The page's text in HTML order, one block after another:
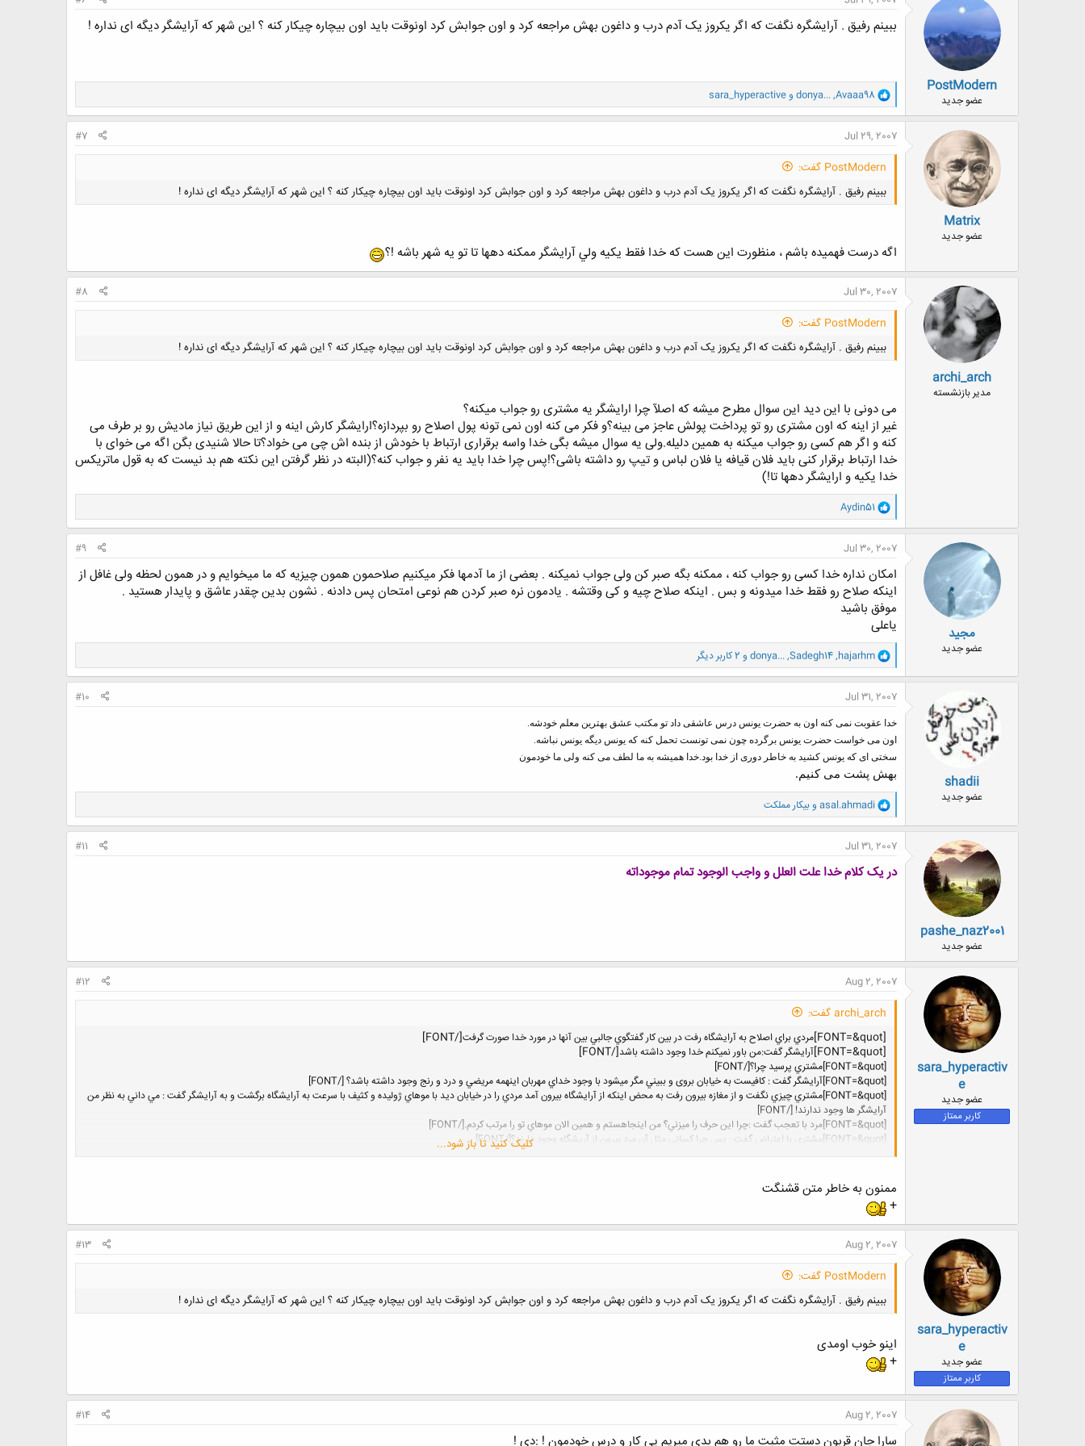
PostModern
عضو جدید
ببینم رفیق . آرایشگره نگفت که اگر یکروز یک آدم درب و داغون بهش مراجعه کرد و اون جوابش کرد اونوقت باید اون بیچاره چیکار کنه ؟ این شهر که آرایشگر دیگه ای نداره !
و
ا
ک
ش
ا
Avaaa98
,
donya... و sara_hyperactive
Matrix
عضو جدید
Jul 29, 2007
#7
PostModern گفت:
ببینم رفیق . آرایشگره نگفت که اگر یکروز یک آدم درب و داغون بهش مراجعه کرد و اون جوابش کرد اونوقت باید اون بیچاره چیکار کنه ؟ این شهر که آرایشگر دیگه ای نداره !
اگه درست فهميده باشم ، منظورت اين هست كه خدا فقط يكيه ولي آرايشگر ممكنه دهها تا تو يه شهر باشه !؟
archi_arch
مدیر بازنشسته
Jul 30, 2007
#8
PostModern گفت:
ببینم رفیق . آرایشگره نگفت که اگر یکروز یک آدم درب و داغون بهش مراجعه کرد و اون جوابش کرد اونوقت باید اون بیچاره چیکار کنه ؟ این شهر که آرایشگر دیگه ای نداره !
کلیک کنید تا باز شود...
می دونی با این دید این سوال مطرح میشه که اصلآ چرا ارایشگر یه مشتری رو جواب میکنه؟
غیر از اینه که اون مشتری رو تو پرداخت پولش عاجز می بینه؟و فکر می کنه اون نمی تونه پول اصلاح رو بپردازه؟ارایشگر کارش اینه و از این طریق نیاز مادیش رو بر طرف می
کنه و اگر هم کسی رو جواب میکنه به همین دلیله.ولی یه سوال میشه بگی خدا واسه برقراری ارتباط با خودش از بنده اش چی می خواد؟تا حالا شنیدی بگن اگه می خوای با
خدا ارتباط برقرار کنی باید فلان قیافه یا فلان لباس و تیپ رو داشته باشی؟!پس چرا خدا باید یه نفر و جواب کنه؟(البته در نظر گرفتن این نکته هم بد نیست که به قول ماتریکس
خدا یکیه و ارایشگر دهها تا!)
و
ا
ک
ش
ا
:
Aydin51
مجید
عضو جدید
Jul 30, 2007
#9
امکان نداره خدا کسی رو جواب کنه ، ممکنه بگه صبر کن ولی جواب نمیکنه . بعضی از ما آدمها فکر میکنیم صلاحمون همون چیزیه که ما میخوایم و در همون لحظه ولی غافل از
اینکه صلاح رو فقط خدا میدونه و بس . اینکه صلاح چیه و کی وقتشه . یادمون نره صبر کردن هم نوعی امتحان پس دادنه . نشون بدین چقدر عاشق و پایدار هستید .
موفق باشید
یاعلی
و
ا
ک
ش
ه
ا
:
hajarhm
,
Sadegh14
,
donya... و 2 کاربر دیگر
shadii
عضو جدید
Jul 31, 2007
#10
خدا عقوبت نمی کنه اون به حضرت یونس درس عاشقی داد تو مکتب عشق بهترین معلم خودشه.
اون می خواست حضرت یونس برگرده چون نمی تونست تحمل کنه که یونس دیگه یونس نباشه.
سختی ای که یونس کشید به خاطر دوری از خدا بود.خدا همیشه به ما لطف می کنه ولی ما خودمون
بهش پشت می کنیم.
و
ا
ک
ش
ه
ا
asal.ahmadi و بيكار مملكت
pashe_naz2001
عضو جدید
Jul 31, 2007
#11
در یک کلام خدا علت العلل و واجب الوجود تمام موجوداته
sara_hyperactiv
e
عضو جدید
کاربر ممتاز
Aug 2, 2007
#12
archi_arch گفت:
[FONT=&quot]
مردي براي اصلاح به آرايشگاه رفت در بين كار گفتگوي جالبي بين آنها در مورد خدا صورت گرفت[/FONT]
[FONT=&quot]
آرايشگر گفت:من باور نميكنم خدا وجود داشته باشد[/FONT]
[FONT=&quot]مشتري پرسيد چرا؟[/FONT]
[FONT=&quot]آرايشگر گفت : كافيست به خيابان بروی و ببيني مگر ميشود با وجود خداي مهربان اينهمه مريضي و درد و رنج وجود داشته باشد؟ [/FONT]
[FONT=&quot]مشتري چيزي نگفت و از مغازه بيرون رفت به محض اينكه از آرايشگاه بيرون آمد مردي را در خيابان ديد با موهاي ژوليده و كثيف با سرعت به آرايشگاه برگشت و به آرايشگر گفت : مي داني به نظر من
آرايشگر ها وجود ندارند! [/FONT]
[FONT=&quot]مرد با تعجب گفت :چرا اين حرف را ميزني؟ من اينجاهستم و همين الان موهاي تو را مرتب كردم.[/FONT]
[FONT=&quot]مشتري با اعتراض گفت : پس چرا كساني مثل آن مرد بيرون از آريشگاه وجود دارند؟[/FONT]
کلیک کنید تا باز شود...
ممنون به خاطر متن قشنگت
+
sara_hyperactiv
e
عضو جدید
کاربر ممتاز
Aug 2, 2007
#13
PostModern گفت:
ببینم رفیق . آرایشگره نگفت که اگر یکروز یک آدم درب و داغون بهش مراجعه کرد و اون جوابش کرد اونوقت باید اون بیچاره چیکار کنه ؟ این شهر که آرایشگر دیگه ای نداره !
کلیک کنید تا باز شود...
اینو خوب اومدی
+
Aug 2, 2007
#14
سارا جان قربون دستت مثبت ما رو هم بدي ميريم پي كار و درس خودمون ! :دي !